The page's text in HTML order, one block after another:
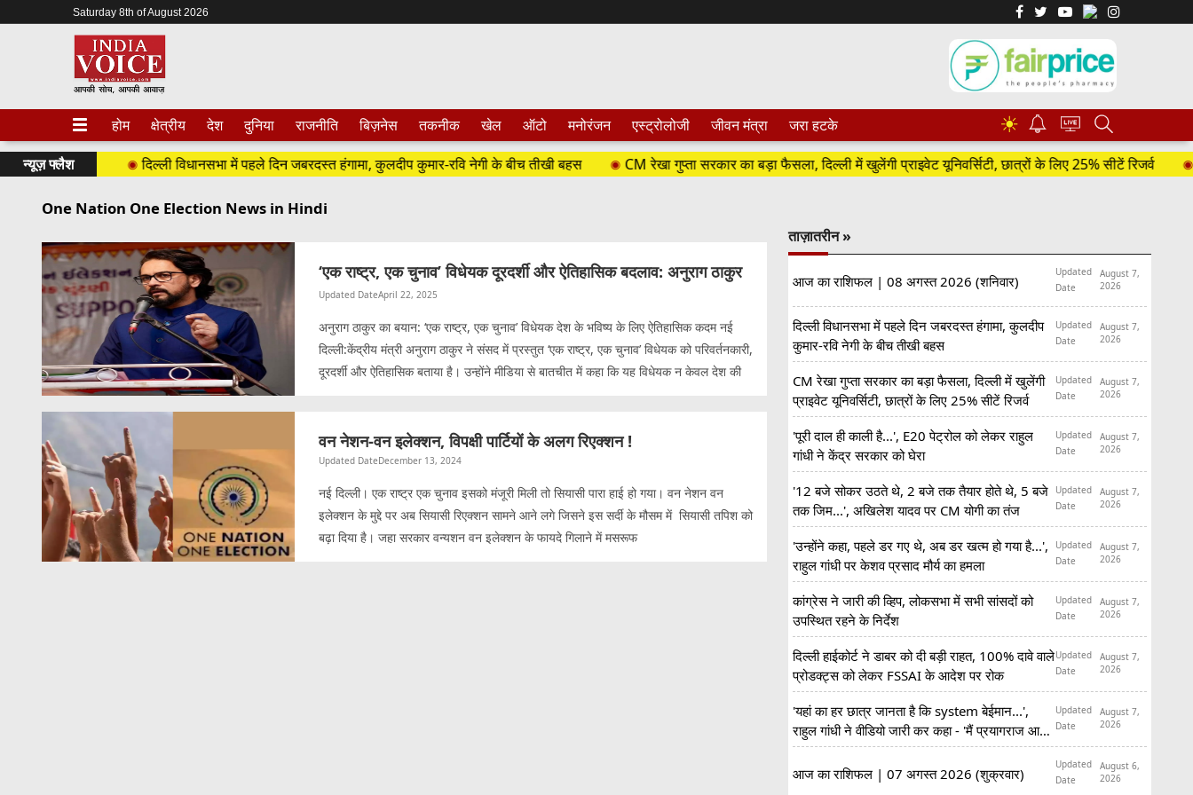
Saturday 8th of August 2026
होम क्षेत्रीय देश दुनिया राजनीति बिज़नेस तकनीक खेल ऑटो मनोरंजन एस्ट्रोलोजी जीवन मंत्रा जरा हटके ☀
न्यूज़ फ्लैश
(शनिवार) दिल्ली विधानसभा में पहले दिन जबरदस्त हंगामा, कुलदीप कुमार-रवि नेगी के बीच तीखी बहस CM रेखा गुप्ता सरकार का बड़ा फैसला, दिल्ली में खुलेंगी प्राइवेट यूनिवर्सिटी, छात्रों के लिए 25% सीटें रिजर्व
One Nation One Election News in Hindi
‘एक राष्ट्र, एक चुनाव’ विधेयक दूरदर्शी और ऐतिहासिक बदलाव: अनुराग ठाकुर
Updated DateApril 22, 2025
अनुराग ठाकुर का बयान: ‘एक राष्ट्र, एक चुनाव’ विधेयक देश के भविष्य के लिए ऐतिहासिक कदम नई
दिल्ली:केंद्रीय मंत्री अनुराग ठाकुर ने संसद में प्रस्तुत ‘एक राष्ट्र, एक चुनाव’ विधेयक को परिवर्तनकारी,
दूरदर्शी और ऐतिहासिक बताया है। उन्होंने मीडिया से बातचीत में कहा कि यह विधेयक न केवल देश की
वन नेशन-वन इलेक्शन, विपक्षी पार्टियों के अलग रिएक्शन !
Updated DateDecember 13, 2024
नई दिल्ली। एक राष्ट्र एक चुनाव इसको मंजूरी मिली तो सियासी पारा हाई हो गया। वन नेशन वन
इलेक्शन के मुद्दे पर अब सियासी रिएक्शन सामने आने लगे जिसने इस सर्दी के मौसम में सियासी तपिश को
बढ़ा दिया है। जहा सरकार वन्यशन वन इलेक्शन के फायदे गिलाने में मसरूफ
ताज़ातरीन »
आज का राशिफल | 08 अगस्त 2026 (शनिवार)
Updated
Date
August 7,
2026
दिल्ली विधानसभा में पहले दिन जबरदस्त हंगामा, कुलदीप
कुमार-रवि नेगी के बीच तीखी बहस
Updated
Date
August 7,
2026
CM रेखा गुप्ता सरकार का बड़ा फैसला, दिल्ली में खुलेंगी
प्राइवेट यूनिवर्सिटी, छात्रों के लिए 25% सीटें रिजर्व
Updated
Date
August 7,
2026
'पूरी दाल ही काली है...', E20 पेट्रोल को लेकर राहुल
गांधी ने केंद्र सरकार को घेरा
Updated
Date
August 7,
2026
'12 बजे सोकर उठते थे, 2 बजे तक तैयार होते थे, 5 बजे
तक जिम...', अखिलेश यादव पर CM योगी का तंज
Updated
Date
August 7,
2026
'उन्होंने कहा, पहले डर गए थे, अब डर खत्म हो गया है...',
राहुल गांधी पर केशव प्रसाद मौर्य का हमला
Updated
Date
August 7,
2026
कांग्रेस ने जारी की व्हिप, लोकसभा में सभी सांसदों को
उपस्थित रहने के निर्देश
Updated
Date
August 7,
2026
दिल्ली हाईकोर्ट ने डाबर को दी बड़ी राहत, 100% दावे वाले
प्रोडक्ट्स को लेकर FSSAI के आदेश पर रोक
Updated
Date
August 7,
2026
'यहां का हर छात्र जानता है कि system बेईमान...',
राहुल गांधी ने वीडियो जारी कर कहा - 'मैं प्रयागराज आ
रहा हूं'
Updated
Date
August 7,
2026
आज का राशिफल | 07 अगस्त 2026 (शुक्रवार)
Updated
Date
August 6,
2026